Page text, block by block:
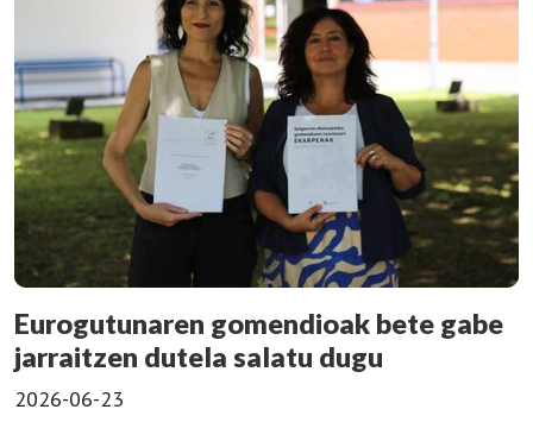
Eurogutunaren gomendioak bete gabe
jarraitzen dutela salatu dugu
2026-06-23